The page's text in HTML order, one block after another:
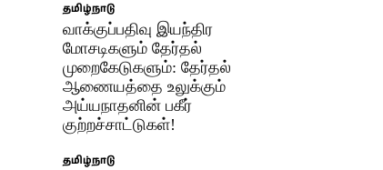
தமிழ்நாடு
வாக்குப்பதிவு இயந்திர
மோசடிகளும் தேர்தல்
முறைகேடுகளும்: தேர்தல்
ஆணையத்தை உலுக்கும்
அய்யநாதனின் பகீர்
குற்றச்சாட்டுகள்!
தமிழ்நாடு